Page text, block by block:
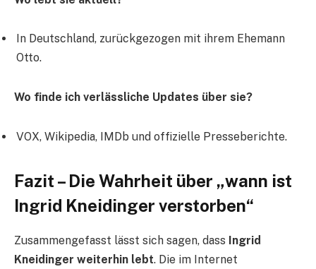
In Deutschland, zurückgezogen mit ihrem Ehemann
Otto.
Wo finde ich verlässliche Updates über sie?
VOX, Wikipedia, IMDb und offizielle Presseberichte.
Fazit – Die Wahrheit über „wann ist
Ingrid Kneidinger verstorben“
Zusammengefasst lässt sich sagen, dass Ingrid
Kneidinger weiterhin lebt. Die im Internet